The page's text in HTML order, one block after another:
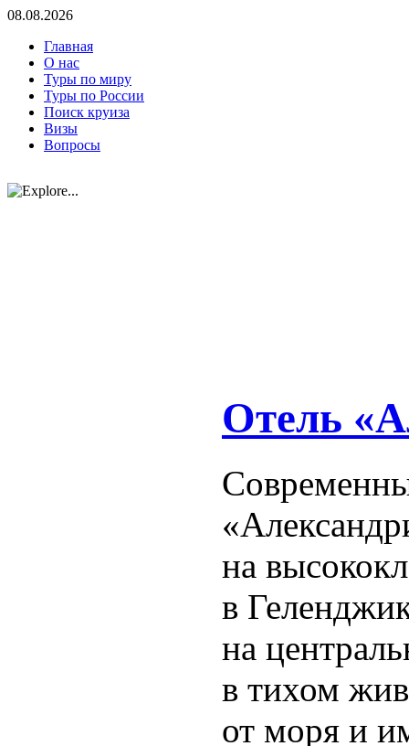
08.08.2026
Главная
О нас
Туры по миру
Туры по России
Поиск круиза
Визы
Вопросы
Отель
на
в
на
в тихом
от моря и